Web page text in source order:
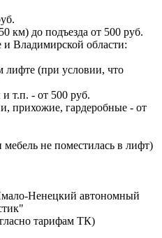
км) до подъезда от 500 руб.
Владимирской области:
лифте (при условии, что
т.п. - от 500 руб.
прихожие, гардеробные - от
мебель не поместилась в лифт)
Ненецкий автономный
тарифам ТК)